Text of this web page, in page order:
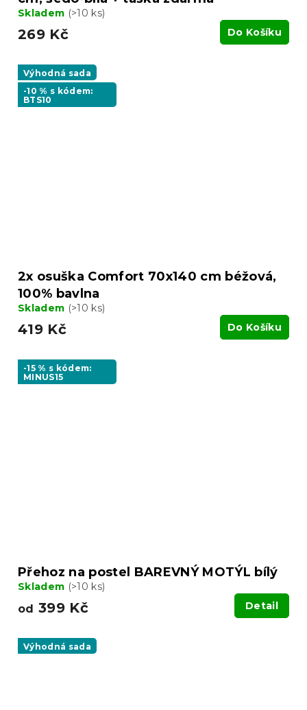
Skladem (>10 ks)
269 Kč Do Košíku
Výhodná sada
-10 % s kódem:
BTS10
2x osuška Comfort 70x140 cm béžová,
100% bavlna
Skladem (>10 ks)
419 Kč Do Košíku
-15 % s kódem:
MINUS15
Přehoz na postel BAREVNÝ MOTÝL bílý
Skladem (>10 ks)
od 399 Kč Detail
Výhodná sada